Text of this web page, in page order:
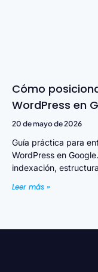
Cómo
WordPress en
20 de mayo de 2026
Guía práctica para
WordPress en
indexación,
Leer más »